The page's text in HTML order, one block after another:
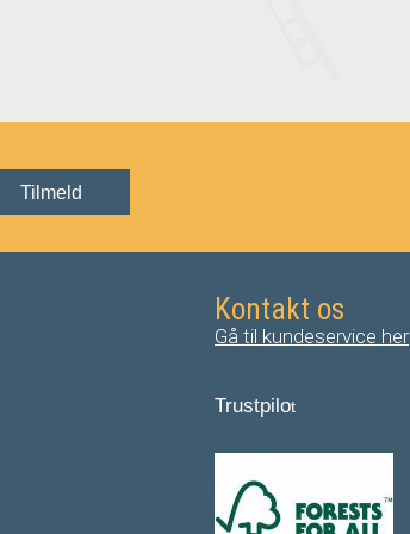
Tilmeld
Kontakt os
Gå til kundeservice her
Trustpilot